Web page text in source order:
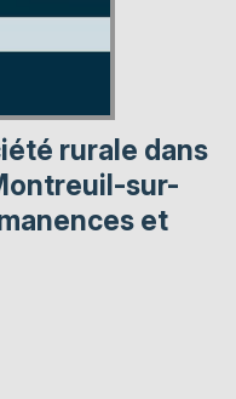
rurale dans
sur-
et